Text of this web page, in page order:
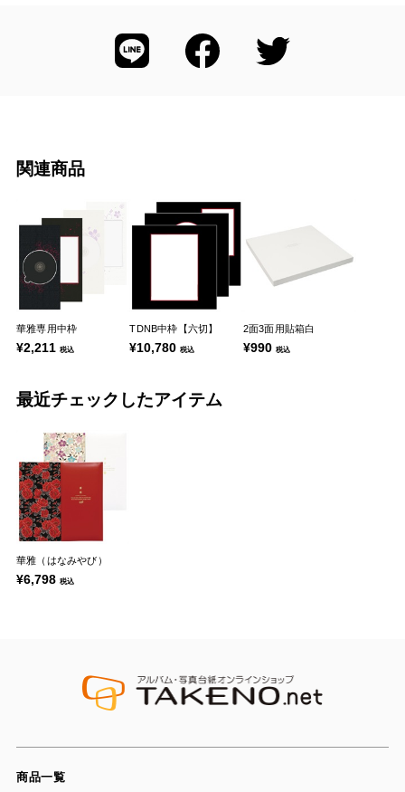
関連商品
華雅専用中枠
¥2,211 税込
TDNB中枠【六切】
¥10,780税込
2面3面用貼箱白
¥990 税込
最近チェックしたアイテム
華雅（はなみやび）
¥6,798 税込
商品一覧